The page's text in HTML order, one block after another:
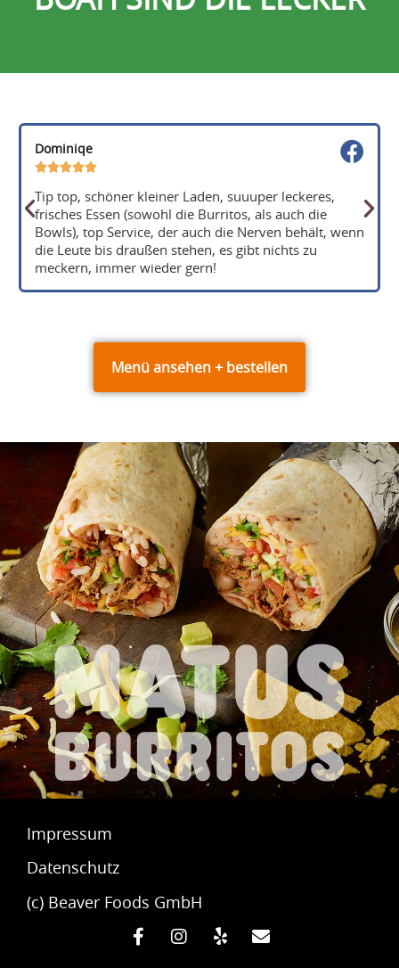
Dominiqe

Tip top, schöner kleiner Laden, suuuper leckeres,
frisches Essen (sowohl die Burritos, als auch die
Bowls), top Service, der auch die Nerven behält, wenn
die Leute bis draußen stehen, es gibt nichts zu
meckern, immer wieder gern!
Menü ansehen + bestellen
Impressum
Datenschutz
(c) Beaver Foods GmbH